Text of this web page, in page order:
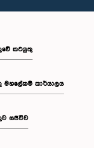
කටයුතු
මහලේකම් කාර්යාලය
සජීවීව